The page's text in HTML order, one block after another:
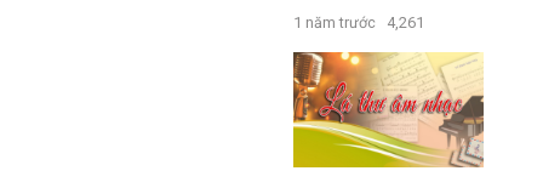
1 năm trước 4,261